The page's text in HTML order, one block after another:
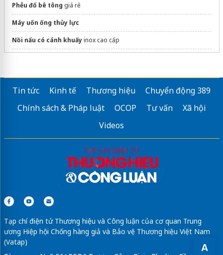
A
Phễu đổ bê tông giá rẻ
Máy uốn ống thủy lực
Nồi nấu có cánh khuấyinox cao cấp
bột đá CaCO3
dán phim cách nhiệt ô tô
in bao bì giá rẻ In Việt Nhậtchất lượng cao
Sửa máy rửa bát bosch
Tin tức Kinh tế Thương hiệu
Chuyển động 389
Chính sách & Pháp luật
OCOP Tư vấn
Xã hội
Videos
Tạp chí điện tử Thương hiệu và Công luận của cơ quan Trung
ương Hiệp hội Chống hàng giả và Bảo vệ Thương hiệu Việt Nam
(Vatap)